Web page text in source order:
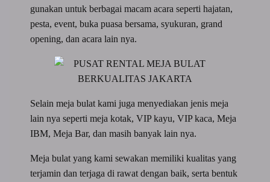
gunakan untuk berbagai macam acara seperti hajatan,
pesta, event, buka puasa bersama, syukuran, grand
opening, dan acara lain nya.
Selain meja bulat kami juga menyediakan jenis meja
lain nya seperti meja kotak, VIP kayu, VIP kaca, Meja
IBM, Meja Bar, dan masih banyak lain nya.
Meja bulat yang kami sewakan memiliki kualitas yang
terjamin dan terjaga di rawat dengan baik, serta bentuk